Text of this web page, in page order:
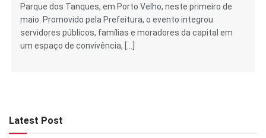
Parque dos Tanques, em Porto Velho, neste primeiro de
maio. Promovido pela Prefeitura, o evento integrou
servidores públicos, famílias e moradores da capital em
um espaço de convivência, […]
Latest Post